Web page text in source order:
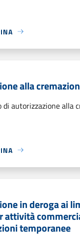
alla
di autorizzazione alla
in deroga ai
attività
temporanee